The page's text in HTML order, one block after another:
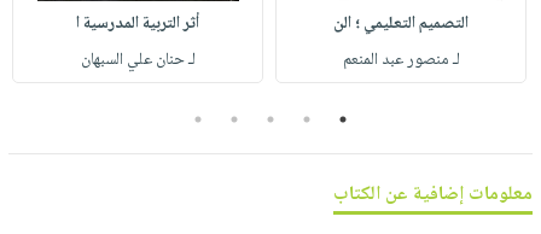
صابون
أطفال
مناسبات
فيديوهات
أسئلة
يتكرر
خدمات
نيل
التسوق
الإصدارات
التصميم التعليمي ؛ الن
لـ منصور عبد المنعم
أثر التربية المدرسية ا
لـ حنان علي السبهان
1
2
3
4
5
معلومات إضافية عن الكتاب